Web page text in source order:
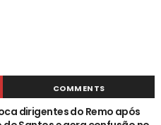
COMMENTS
dirigentes do Remo após